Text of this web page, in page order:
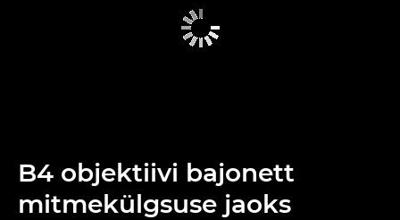
B4 objektiivi bajonett
mitmekülgsuse jaoks